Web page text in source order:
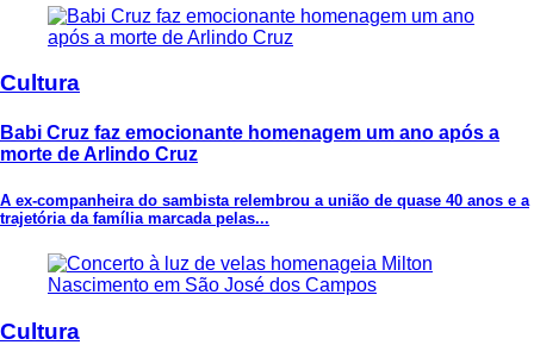
Cultura
Babi Cruz faz emocionante homenagem um ano após a
morte de Arlindo Cruz
A ex-companheira do sambista relembrou a união de quase 40 anos e a
trajetória da família marcada pelas...
Cultura